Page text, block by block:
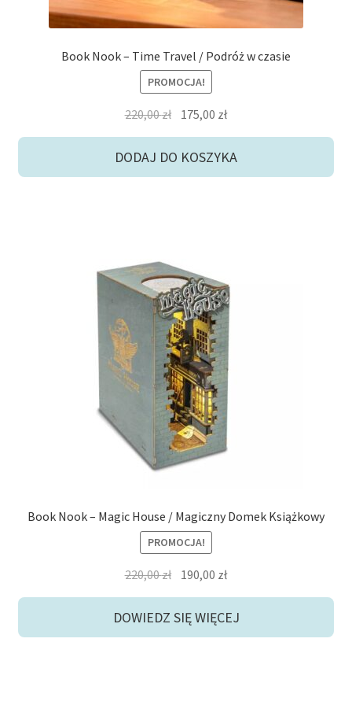
Book Nook – Time Travel / Podróż w czasie
PROMOCJA!
220,00zł Pierwotna
wynosiła:
175,00 złAktualna
wynosi:
DODAJ DO KOSZYKA
Book Nook – Magic House / Magiczny Domek Książkowy
PROMOCJA!
220,00zł Pierwotna
cena
wynosiła:
190,00 złAktualna
cena
wynosi:
DOWIEDZ SIĘ WIĘCEJ